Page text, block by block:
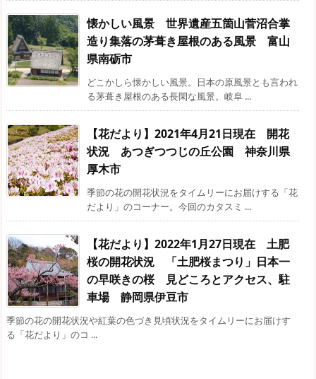
懐かしい風景 世界遺産五箇山菅沼合掌
造り集落の茅葺き屋根のある風景 富山
県南砺市
どこかしら懐かしい風景。日本の原風景とも言われ
る茅葺き屋根のある長閑な風景。岐阜 ...
【花だより】2021年4月21日現在 開花
状況 あつぎつつじの丘公園 神奈川県
厚木市
季節の花の開花状況をタイムリーにお届けする「花
だより」のコーナー。今回のカタスミ ...
【花だより】2022年1月27日現在 土肥
桜の開花状況 「土肥桜まつり」日本一
の早咲きの桜 見どころとアクセス、駐
車場 静岡県伊豆市
季節の花の開花状況や紅葉の色づき見頃状況をタイムリーにお届けす
る「花だより」のコ ...